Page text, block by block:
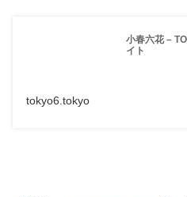
小春六花 –
イト
tokyo6.tokyo